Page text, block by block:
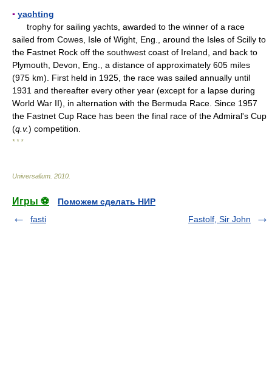
▪ yachting
trophy for sailing yachts, awarded to the winner of a race
sailed from Cowes, Isle of Wight, Eng., around the Isles of Scilly to
the Fastnet Rock off the southwest coast of Ireland, and back to
Plymouth, Devon, Eng., a distance of approximately 605 miles
(975 km). First held in 1925, the race was sailed annually until
1931 and thereafter every other year (except for a lapse during
World War II), in alternation with the Bermuda Race. Since 1957
the Fastnet Cup Race has been the final race of the Admiral's Cup
(q.v.) competition.
* * *
Universalium 2010
Игры ⚽
Поможем сделать НИР
fasti
Fastolf, Sir John